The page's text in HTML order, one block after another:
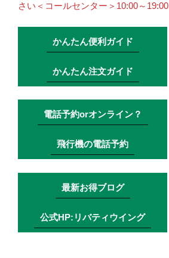
さい＜コールセンター＞10:00～19:00
かんたん便利ガイド
かんたん注文ガイド
電話予約orオンライン？
飛行機の電話予約
最新お得ブログ
公式HP:リバティウイング